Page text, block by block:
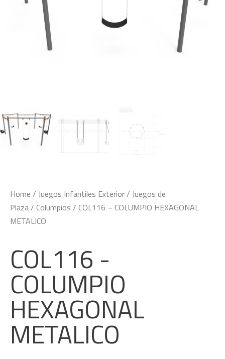
Home / Juegos Infantiles Exterior/ Juegos de
Plaza/ Columpios / COL116 – COLUMPIO HEXAGONAL
METALICO
COL116 -
COLUMPIO
HEXAGONAL
METALICO